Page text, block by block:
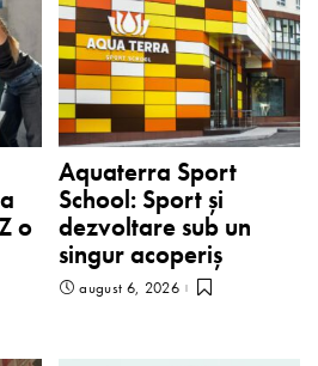
o
Aquaterra Sport
School: Sport și
dezvoltare sub un
singur acoperiș
august 6, 2026